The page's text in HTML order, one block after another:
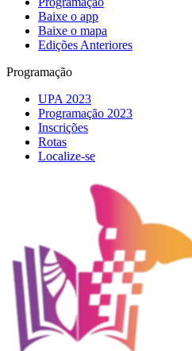
Baixe o app
Baixe o mapa
Edições Anteriores
Programação
UPA 2023
Programação 2023
Inscrições
Rotas
Localize-se